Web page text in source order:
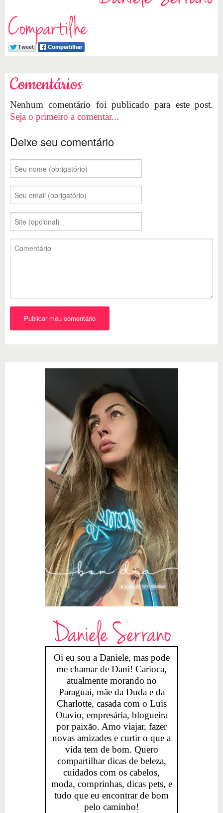
Compartilhe
Comentários
Nenhum comentário foi publicado para este post.
Seja o primeiro a comentar...
Deixe seu comentário
Daniele Serrano
Oi eu sou a Daniele, mas pode
me chamar de Dani! Carioca,
atualmente morando no
Paraguai, mãe da Duda e da
Charlotte, casada com o Luis
Otavio, empresária, blogueira
por paixão. Amo viajar, fazer
novas amizades e curtir o que a
vida tem de bom. Quero
compartilhar dicas de beleza,
cuidados com os cabelos,
moda, comprinhas, dicas pets, e
tudo que eu encontrar de bom
pelo caminho!